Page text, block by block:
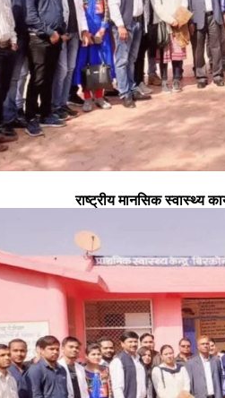
राष्ट्रीय मानसिक स्वास्थ्य